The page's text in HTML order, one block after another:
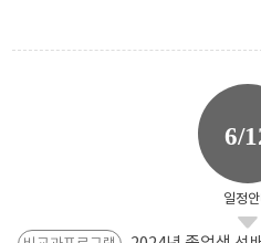
6/
일정안